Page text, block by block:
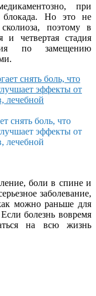
при
блокада. Но это не
поэтому в
и четвертая стадия
по замещению
снять боль, что
эффекты от
лечебной
боли в спине и
заболевание,
можно раньше для
болезнь вовремя
на всю жизнь